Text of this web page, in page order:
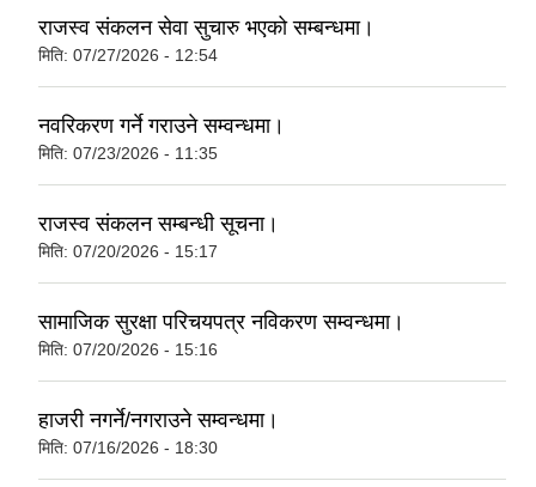
राजस्व संकलन सेवा सुचारु भएको सम्बन्धमा।
मिति: 07/27/2026 - 12:54
नवरिकरण गर्ने गराउने सम्वन्धमा।
मिति: 07/23/2026 - 11:35
राजस्व संकलन सम्बन्धी सूचना।
मिति: 07/20/2026 - 15:17
सामाजिक सुरक्षा परिचयपत्र नविकरण सम्वन्धमा।
मिति: 07/20/2026 - 15:16
हाजरी नगर्ने/नगराउने सम्वन्धमा।
मिति: 07/16/2026 - 18:30